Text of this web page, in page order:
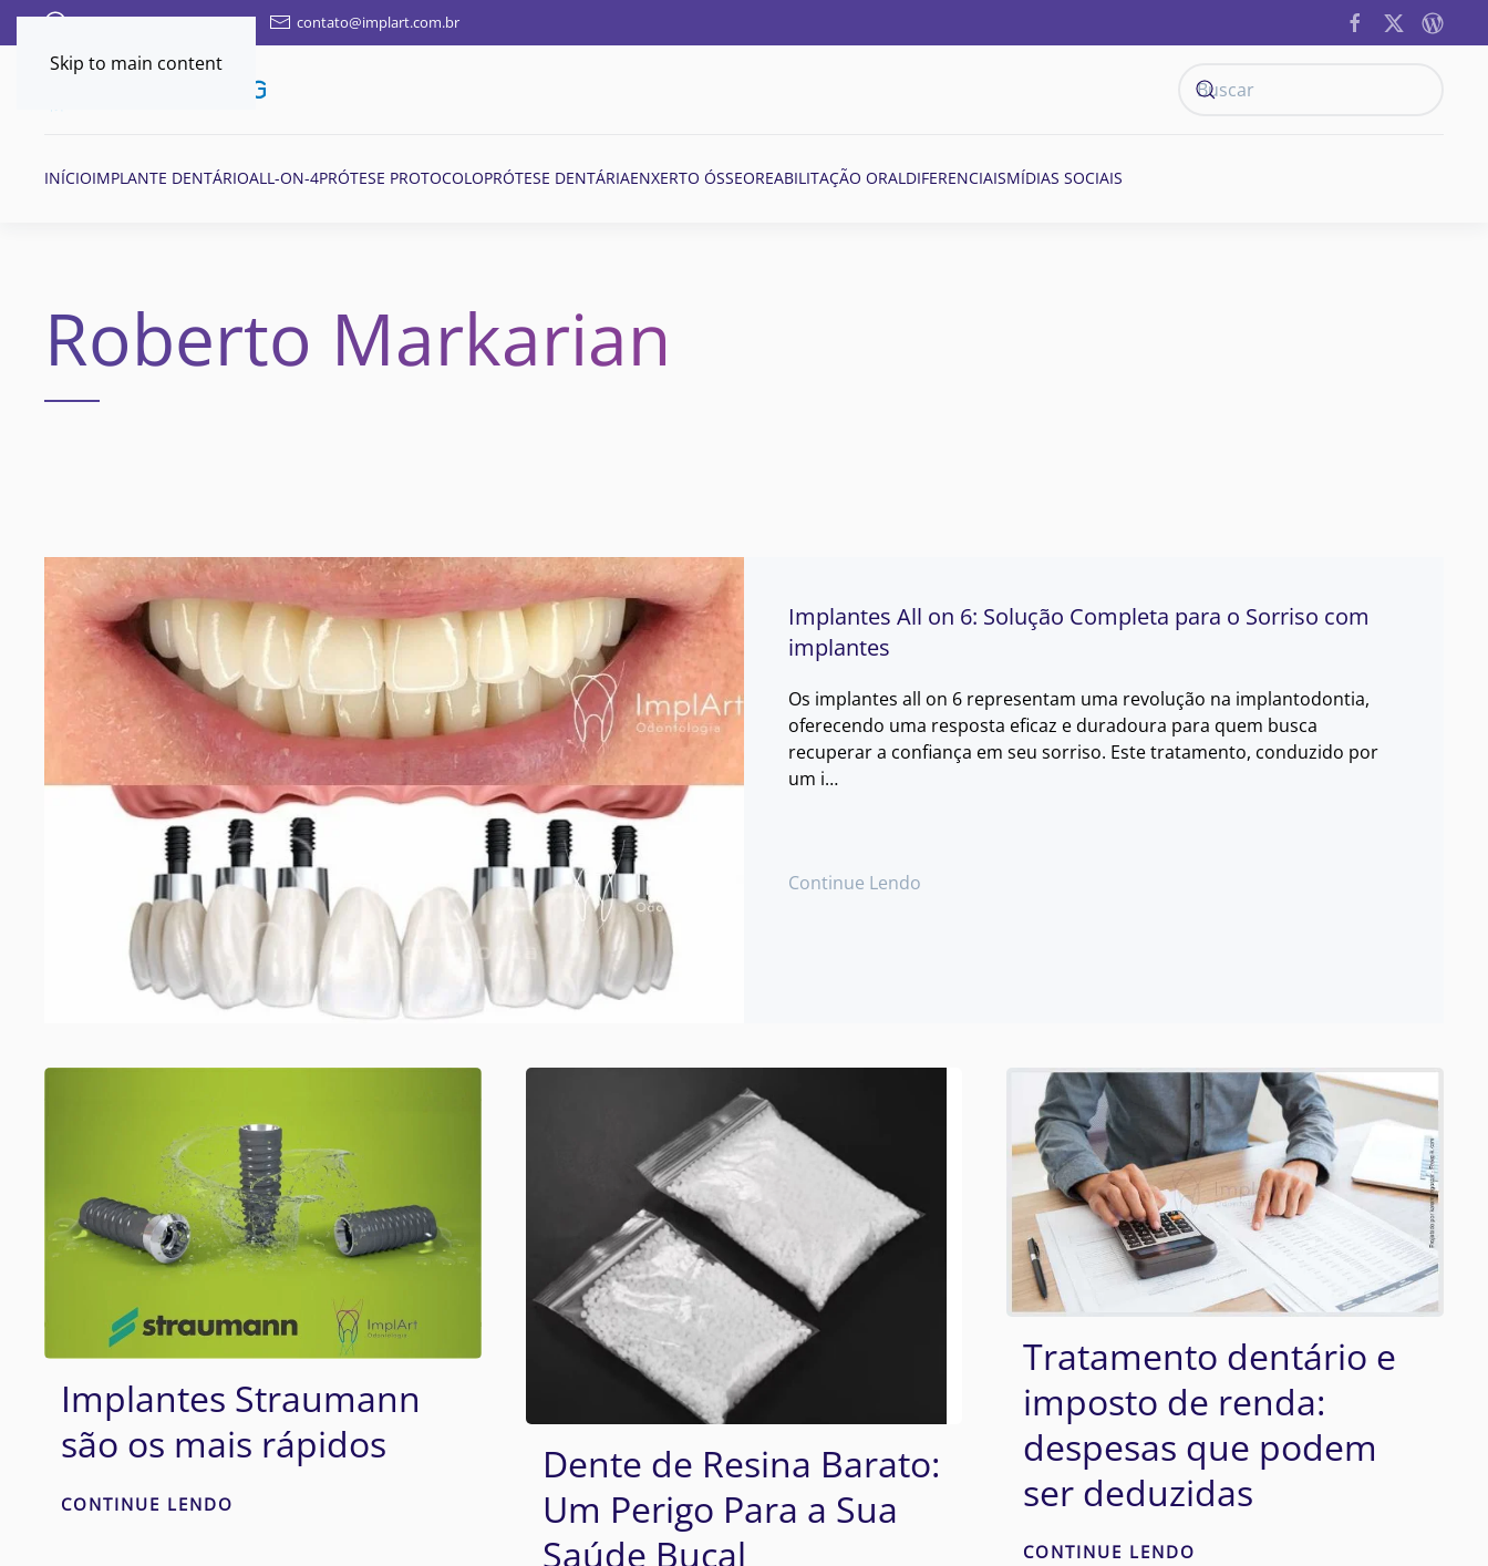
Skip to main content
FALE AQUI POR WHATSAPP contato@implart.com.br
INÍCIOIMPLANTE DENTÁRIOALL-ON-4PRÓTESE PROTOCOLOPRÓTESE DENTÁRIAENXERTO ÓSSEOREABILITAÇÃO ORALDIFERENCIAISMÍDIAS SOCIAIS
Roberto Markarian
Implantes All on 6: Solução Completa para o Sorriso com
implantes
Os implantes all on 6 representam uma revolução na implantodontia,
oferecendo uma resposta eficaz e duradoura para quem busca
recuperar a confiança em seu sorriso. Este tratamento, conduzido por
um i…
Continue Lendo
Implantes Straumann
são os mais rápidos
CONTINUE LENDO
Dente de Resina Barato:
Um Perigo Para a Sua
Saúde Bucal
Tratamento dentário e
imposto de renda:
despesas que podem
ser deduzidas
CONTINUE LENDO